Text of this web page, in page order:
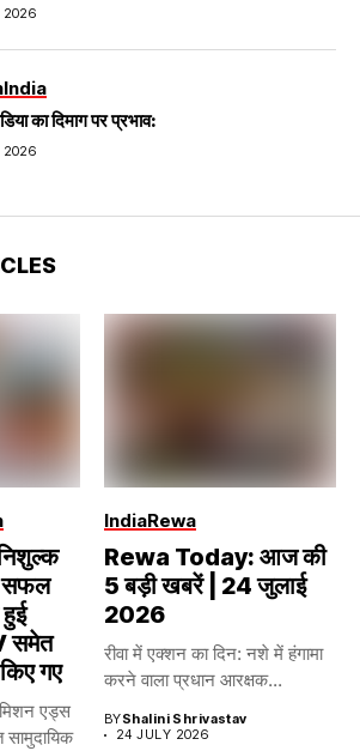
2026
India
का दिमाग पर प्रभाव:
2026
निशुल्क
सफल
समेत
गए
एड्स
सामुदायिक
IndiaRewa
Rewa Today: आज की
5 बड़ी खबरें | 24 जुलाई
2026
रीवा में एक्शन का दिन: नशे में हंगामा
करने वाला प्रधान आरक्षक...
BYShalini Shrivastav
24 JULY 2026